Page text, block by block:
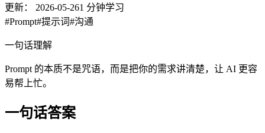
更新： 2026-05-261 分钟学习
#Prompt#提示词#沟通
一句话理解
Prompt 的本质不是咒语，而是把你的需求讲清楚，让 AI 更容
易帮上忙。
一句话答案